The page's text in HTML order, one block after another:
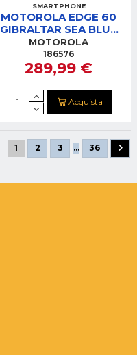
SMARTPHONE
MOTOROLA EDGE 60
GIBRALTAR SEA BLUE
8/256GB
MOTOROLA
186576
289,99 €
Acquista
1 2 3 … 36